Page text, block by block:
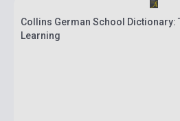
Collins German School Dictionary:
Learning